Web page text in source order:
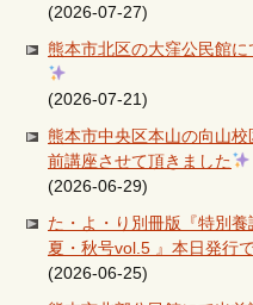
(2026-07-27)
熊本市北区の大窪公民館
(2026-07-21)
熊本市中央区本山の向山
前講座させて頂きました
(2026-06-29)
た・よ・り別冊版『特別
夏・秋号vol.5 』本日発行で
(2026-06-25)